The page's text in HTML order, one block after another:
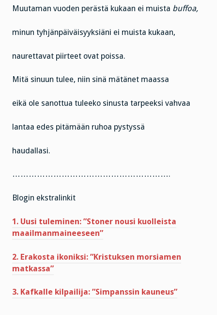
Muutaman vuoden perästä kukaan ei muista buffoa,
minun tyhjänpäiväisyyksiäni ei muista kukaan,
naurettavat piirteet ovat poissa.
Mitä sinuun tulee, niin sinä mätänet maassa
eikä ole sanottua tuleeko sinusta tarpeeksi vahvaa
lantaa edes pitämään ruhoa pystyssä
haudallasi.
………………………………………………….
Blogin ekstralinkit
1. Uusi tuleminen: ”Stoner nousi kuolleista
maailmanmaineeseen”
2. Erakosta ikoniksi: ”Kristuksen morsiamen
matkassa”
3. Kafkalle kilpailija: ”Simpanssin kauneus”